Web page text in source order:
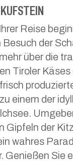
Reise
der
über die
Tiroler
einem der
Gipfeln der
wahres
Genießen Sie